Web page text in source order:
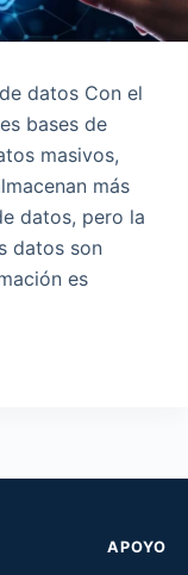
datos Con el
bases de
masivos,
más
datos, pero la
datos son
es
APOYO